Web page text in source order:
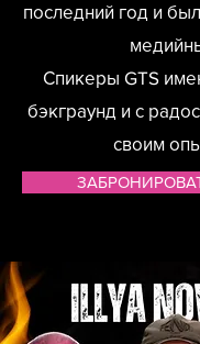
последний год и
Спикеры GTS
бэкграунд и с
своим